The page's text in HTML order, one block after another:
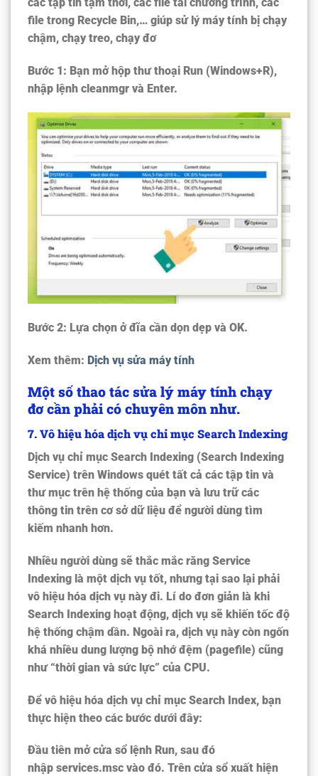
các tập tin tạm thời, các file tải chương trình, các
file trong Recycle Bin,… giúp sử lý máy tính bị chạy
chậm, chạy treo, chạy đơ
Bước 1: Bạn mở hộp thư thoại Run (Windows+R),
nhập lệnh cleanmgr và Enter.
Bước 2: Lựa chọn ở đĩa cần dọn dẹp và OK.
Xem thêm: Dịch vụ sửa máy tính
Một số thao tác sửa lý máy tính chạy
đơ cần phải có chuyên môn như.
7. Vô hiệu hóa dịch vụ chỉ mục Search Indexing
Dịch vụ chỉ mục Search Indexing (Search Indexing
Service) trên Windows quét tất cả các tập tin và
thư mục trên hệ thống của bạn và lưu trữ các
thông tin trên cơ sở dữ liệu để người dùng tìm
kiếm nhanh hơn.
Nhiều người dùng sẽ thắc mắc rằng Service
Indexing là một dịch vụ tốt, nhưng tại sao lại phải
vô hiệu hóa dịch vụ này đi. Lí do đơn giản là khi
Search Indexing hoạt động, dịch vụ sẽ khiến tốc độ
hệ thống chậm dần. Ngoài ra, dịch vụ này còn ngốn
khá nhiều dung lượng bộ nhớ đệm (pagefile) cũng
như “thời gian và sức lực” của CPU.
Để vô hiệu hóa dịch vụ chỉ mục Search Index, bạn
thực hiện theo các bước dưới đây:
Đầu tiên mở cửa sổ lệnh Run, sau đó
nhập services.msc vào đó. Trên cửa sổ xuất hiện